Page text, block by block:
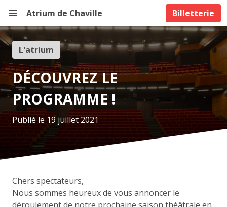
Atrium de Chaville Billetterie
L'atrium
DÉCOUVREZ LE
PROGRAMME !
Publié le 19 juillet 2021
Chers spectateurs,
Nous sommes heureux de vous annoncer le